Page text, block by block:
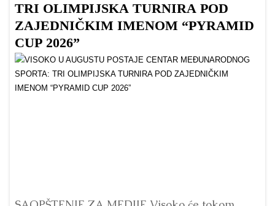
TRI OLIMPIJSKA TURNIRA POD
ZAJEDNIČKIM IMENOM “PYRAMID
CUP 2026”